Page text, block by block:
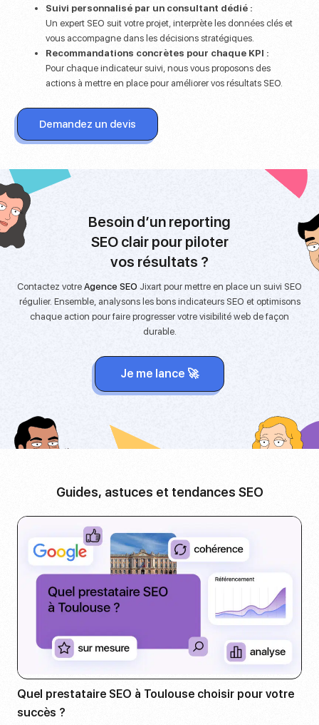
Suivi personnalisé par un consultant dédié :
Un expert SEO suit votre projet, interprète les données clés et
vous accompagne dans les décisions stratégiques.
Recommandations concrètes pour chaque KPI :
Pour chaque indicateur suivi, nous vous proposons des
actions à mettre en place pour améliorer vos résultats SEO.
Demandez un devis
Besoin d’un reporting
SEO clair pour piloter
vos résultats ?
Contactez votre Agence SEO Jixart pour mettre en place un suivi SEO
régulier. Ensemble, analysons les bons indicateurs SEO et optimisons
chaque action pour faire progresser votre visibilité web de façon
durable.
Je me lance 🚀
Guides, astuces et tendances SEO
Quel prestataire SEO à Toulouse choisir pour votre
succès ?